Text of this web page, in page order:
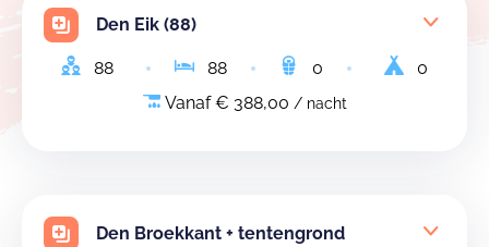
Den Eik (88)
88 88 0
0
Vanaf € 388,00 / nacht
Den Broekkant + tentengrond